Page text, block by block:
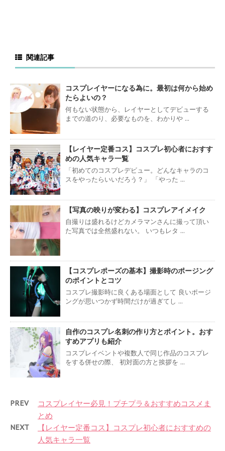
関連記事
コスプレイヤーになる為に。最初は何から始め
たらよいの？
何もない状態から、レイヤーとしてデビューする
までの道のり、必要なものを、わかりや ...
【レイヤー定番コス】コスプレ初心者におすす
めの人気キャラ一覧
「初めてのコスプレデビュー。どんなキャラのコ
スをやったらいいだろう？」 「やった ...
【写真の映りが変わる】コスプレアイメイク
自撮りは盛れるけどカメラマンさんに撮って頂い
た写真では全然盛れない。 いつもレタ ...
【コスプレポーズの基本】撮影時のポージング
のポイントとコツ
コスプレ撮影時に良くある場面として 良いポージ
ングが思いつかず時間だけが過ぎてし ...
自作のコスプレ名刺の作り方とポイント。おす
すめアプリも紹介
コスプレイベントや複数人で同じ作品のコスプレ
をする併せの際、 初対面の方と挨拶を ...
PREV
コスプレイヤー必見！プチプラ＆おすすめコスメま
とめ
NEXT
【レイヤー定番コス】コスプレ初心者におすすめの
人気キャラ一覧